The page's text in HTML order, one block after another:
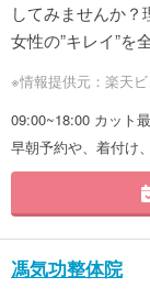
してみませんか
女性の”キレイ”
※情報提供元：楽天
09:00~18:00 カット
早朝予約や、着付け
馮気功整体院